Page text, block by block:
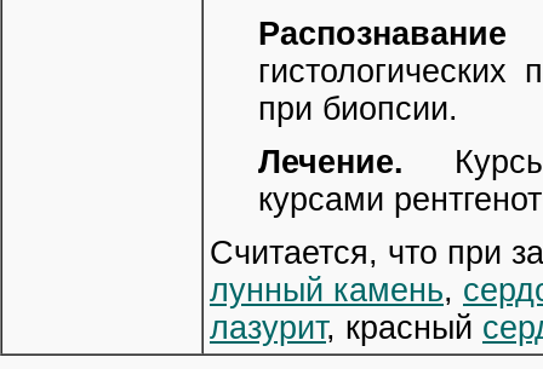
Распознавание
при биопсии.
Лечение. Курсы
курсами
Считается, что при
лунный камень,
лазурит, красный